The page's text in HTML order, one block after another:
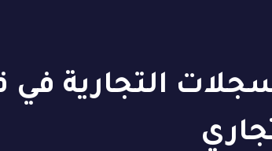
التجارية